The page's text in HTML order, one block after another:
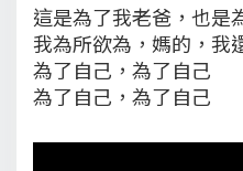
這是為了我老爸，也是
我為所欲為，媽的，我
為了自己，為了自己
為了自己，為了自己